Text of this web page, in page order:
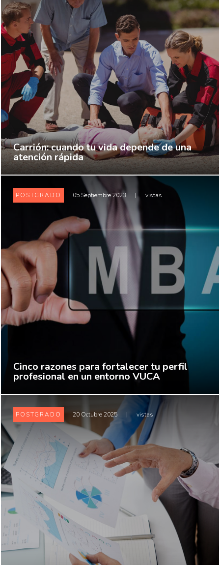
Carrión: cuando tu vida depende de una
atención rápida
POSTGRADO 05 Septiembre 2023 | vistas
Cinco razones para fortalecer tu perfil
profesional en un entorno VUCA
POSTGRADO 20 Octubre 2025 | vistas